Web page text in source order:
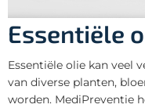
Essentiële
Essentiële olie kan veel
van diverse planten,
worden. MediPreventie